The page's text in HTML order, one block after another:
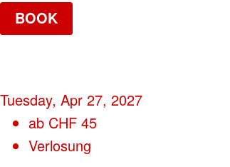
BOOK
Tuesday, Apr 27, 2027
ab CHF 45
Verlosung